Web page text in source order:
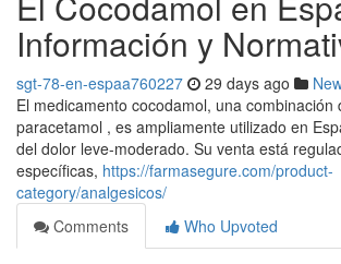
Información y
sgt-78-en-espaa760227 29 days ago
El medicamento cocodamol, una combinación
paracetamol , es ampliamente utilizado en
del dolor leve-moderado. Su venta está
específicas, https://farmasegure.com/product-
category/analgesicos/
Comments
Who Upvoted